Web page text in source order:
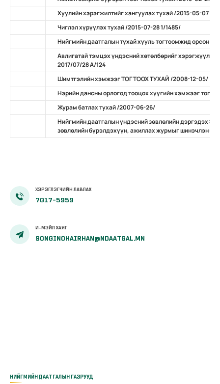
Хуулийн хэрэгжилтийг хангуулах тухай /2015-05-07 11/
Чиглэл хүрүүлэх тухай /2015-07-28 1/1485/
Нийгмийн даатгалын тухай хууль тогтоомжид орсон
Авлигатай тэмцэх үндэсний хөтөлбөрийг хэрэгжүүлэх
2017/07/28 А/124
Шимтгэлийн хэмжээг ТОГТООХ ТУХАЙ /2008-12-05/
Нэрийн дансны орлогод тооцох хүүгийн хэмжээг
Журам батлах тухай /2007-06-26/
Нийгмийн даатгалын үндэсний зөвлөлийн дэргэдэх
зөвлөлийн бүрэлдэхүүн, ажиллах журмыг шинэчлэн
ХЭРЭГЛЭГЧИЙН ЛАВЛАХ
7017-5959
И-МЭЙЛ ХАЯГ
SONGINOHAIRHAN@NDAATGAL.MN
НИЙГМИЙН ДААТГАЛЫН ГАЗРУУД